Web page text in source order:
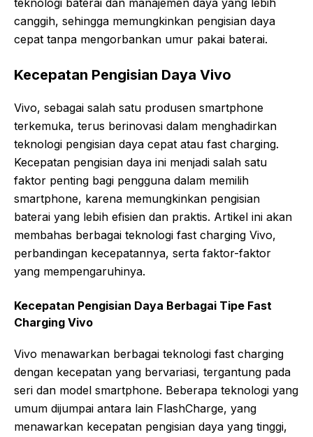
teknologi baterai dan manajemen daya yang lebih
canggih, sehingga memungkinkan pengisian daya
cepat tanpa mengorbankan umur pakai baterai.
Kecepatan Pengisian Daya Vivo
Vivo, sebagai salah satu produsen smartphone
terkemuka, terus berinovasi dalam menghadirkan
teknologi pengisian daya cepat atau fast charging.
Kecepatan pengisian daya ini menjadi salah satu
faktor penting bagi pengguna dalam memilih
smartphone, karena memungkinkan pengisian
baterai yang lebih efisien dan praktis. Artikel ini akan
membahas berbagai teknologi fast charging Vivo,
perbandingan kecepatannya, serta faktor-faktor
yang mempengaruhinya.
Kecepatan Pengisian Daya Berbagai Tipe Fast
Charging Vivo
Vivo menawarkan berbagai teknologi fast charging
dengan kecepatan yang bervariasi, tergantung pada
seri dan model smartphone. Beberapa teknologi yang
umum dijumpai antara lain FlashCharge, yang
menawarkan kecepatan pengisian daya yang tinggi,